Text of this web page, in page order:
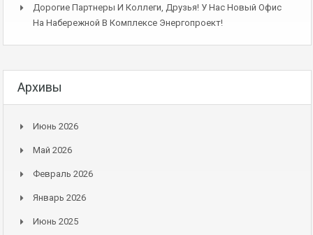
Дорогие Партнеры И Коллеги, Друзья! У Нас Новый Офис
На Набережной В Комплексе Энергопроект!
Архивы
Июнь 2026
Май 2026
Февраль 2026
Январь 2026
Июнь 2025